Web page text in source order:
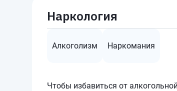
Наркология
Алкоголизм Наркомания
Чтобы избавиться от